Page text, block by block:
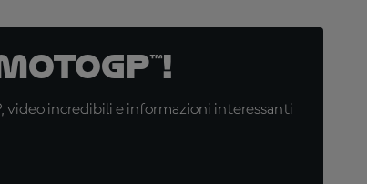
video incredibili e informazioni interessanti